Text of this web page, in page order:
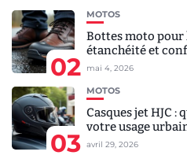
02
MOTOS
Bottes moto
étanchéité et
mai 4, 2026
03
MOTOS
Casques jet HJC :
votre usage
avril 29, 2026